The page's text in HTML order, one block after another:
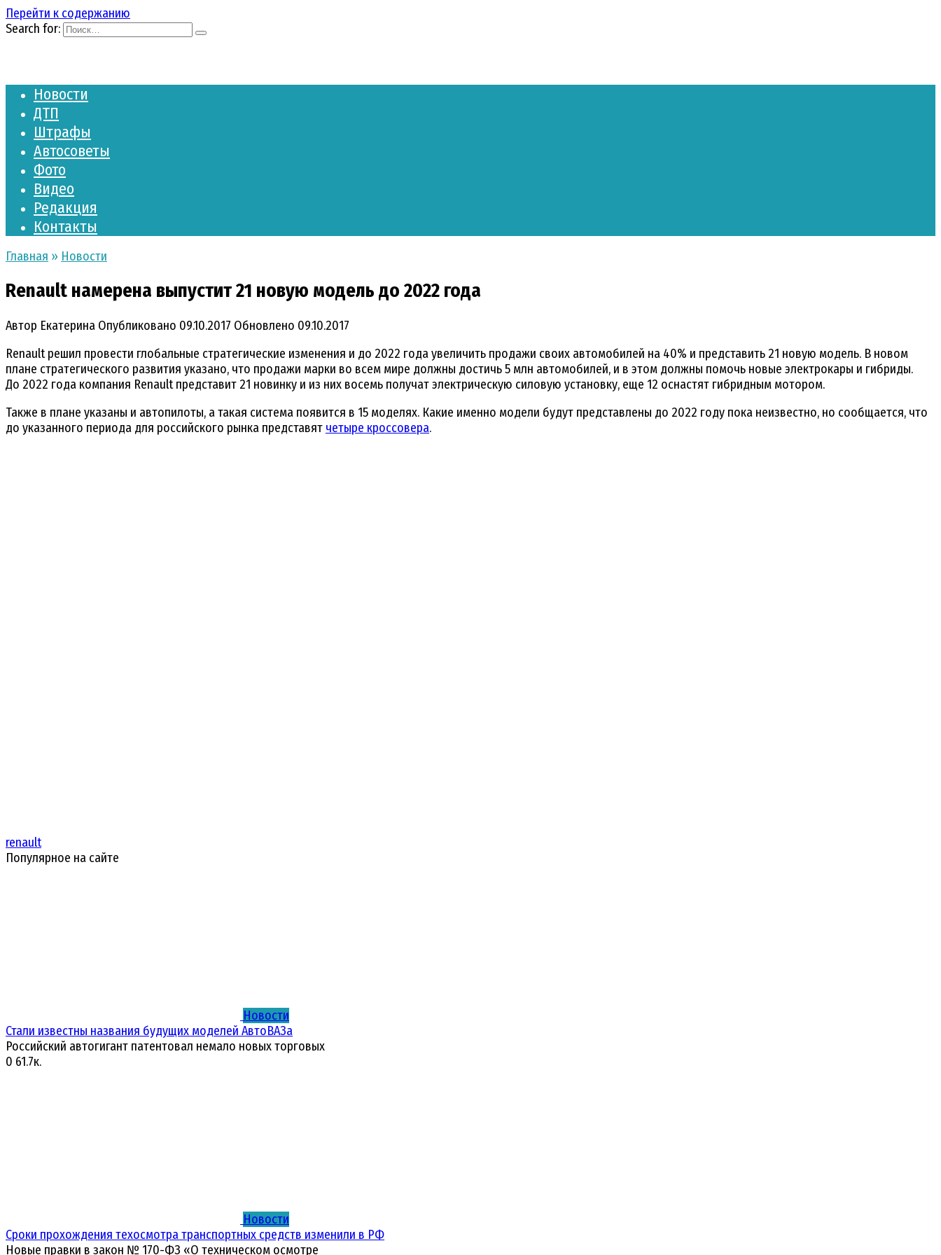
Перейти к содержанию
Search for:
Новости
ДТП
Штрафы
Автосоветы
Фото
Видео
Редакция
Контакты
Главная » Новости
Renault намерена выпустит 21 новую модель до 2022 года
Автор Екатерина Опубликовано 09.10.2017 Обновлено 09.10.2017
Renault решил провести глобальные стратегические изменения и до 2022 года увеличить продажи своих автомобилей на 40% и представить 21 новую модель. В новом
плане стратегического развития указано, что продажи марки во всем мире должны достичь 5 млн автомобилей, и в этом должны помочь новые электрокары и гибриды.
До 2022 года компания Renault представит 21 новинку и из них восемь получат электрическую силовую установку, еще 12 оснастят гибридным мотором.
Также в плане указаны и автопилоты, а такая система появится в 15 моделях. Какие именно модели будут представлены до 2022 году пока неизвестно, но сообщается, что
до указанного периода для российского рынка представят четыре кроссовера.
renault
Популярное на сайте
Новости
Стали известны названия будущих моделей АвтоВАЗа
Российский автогигант патентовал немало новых торговых
0 61.7к.
Новости
Сроки прохождения техосмотра транспортных средств изменили в РФ
Новые правки в закон № 170-ФЗ «О техническом осмотре